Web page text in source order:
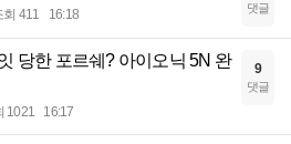
회 411 16:18 댓글
당한 포르쉐? 아이오닉 5N 완
1021 16:17
9
댓글